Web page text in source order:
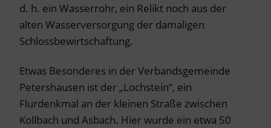
d. h. ein Wasserrohr, ein Relikt noch aus der
alten Wasserversorgung der damaligen
Schlossbewirtschaftung.
Etwas Besonderes in der Verbandsgemeinde
Petershausen ist der „Lochstein“, ein
Flurdenkmal an der kleinen Straße zwischen
Kollbach und Asbach. Hier wurde ein etwa 50